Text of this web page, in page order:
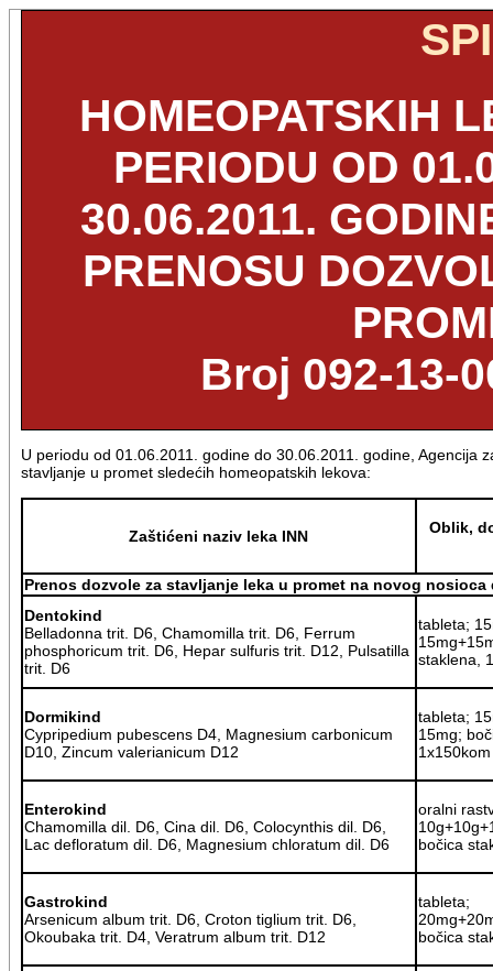
HOMEOPATSKIH
PERIODU OD
30.06.2011.
PRENOSU
Broj 092-13-
U periodu od 01.06.2011. godine do 30.06.2011. godine, Agencija
stavljanje u promet sledećih homeopatskih lekova:
Zaštićeni naziv leka INN Oblik,
Prenos dozvole za stavljanje leka u promet na novog
Dentokind
Belladonna trit. D6, Chamomilla trit. D6, Ferrum
phosphoricum trit. D6, Hepar sulfuris trit. D12, Pulsatilla
trit. D6
tableta;
staklena,
Dormikind
Cypripedium pubescens D4, Magnesium carbonicum
D10, Zincum valerianicum D12
tableta;
15mg;
1x150kom
Enterokind
Chamomilla dil. D6, Cina dil. D6, Colocynthis dil. D6,
Lac defloratum dil. D6, Magnesium chloratum dil. D6
oralni
bočica
Gastrokind
Arsenicum album trit. D6, Croton tiglium trit. D6,
Okoubaka trit. D4, Veratrum album trit. D12
tableta;
bočica